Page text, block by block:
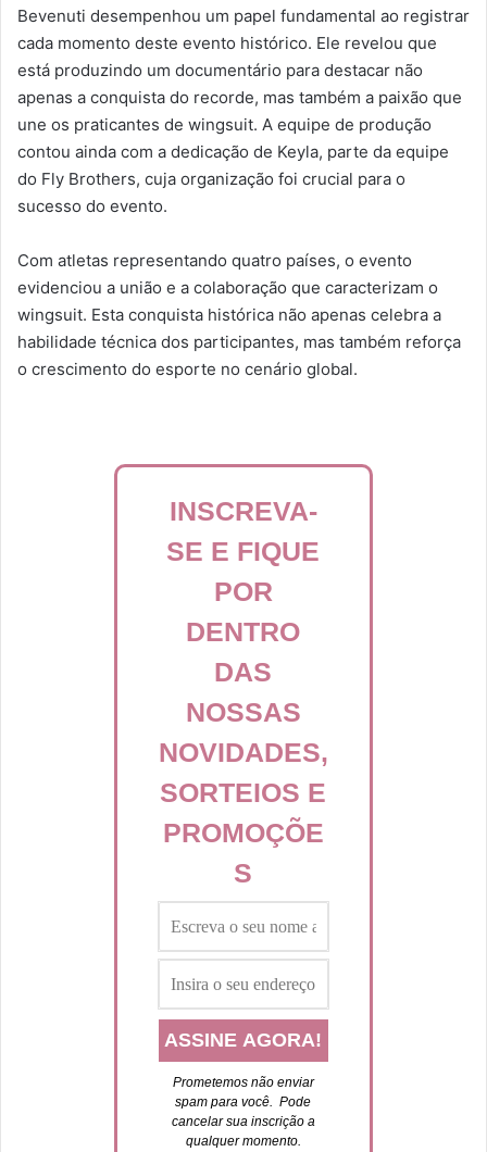
Bevenuti desempenhou um papel fundamental ao registrar
cada momento deste evento histórico. Ele revelou que
está produzindo um documentário para destacar não
apenas a conquista do recorde, mas também a paixão que
une os praticantes de wingsuit. A equipe de produção
contou ainda com a dedicação de Keyla, parte da equipe
do Fly Brothers, cuja organização foi crucial para o
sucesso do evento.
Com atletas representando quatro países, o evento
evidenciou a união e a colaboração que caracterizam o
wingsuit. Esta conquista histórica não apenas celebra a
habilidade técnica dos participantes, mas também reforça
o crescimento do esporte no cenário global.
INSCREVA-
SE E FIQUE
POR
DENTRO
DAS
NOSSAS
NOVIDADES,
SORTEIOS E
PROMOÇÕE
S
Prometemos não enviar
spam para você. Pode
cancelar sua inscrição a
qualquer momento.